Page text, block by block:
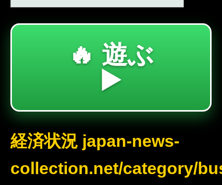
🔥 遊ぶ
▶️
経済状況 japan-news-
collection.net/category/